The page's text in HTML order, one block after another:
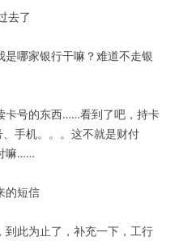
去了
哪家银行干嘛？难道不走银
卡号的东西……看到了吧，持卡
手机。。。这不就是财付
嘛……
的短信
此为止了，补充一下，工行